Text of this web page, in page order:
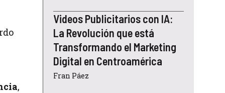
,
Videos Publicitarios con IA:
La Revolución que está
Transformando el Marketing
Digital en Centroamérica
Fran Páez